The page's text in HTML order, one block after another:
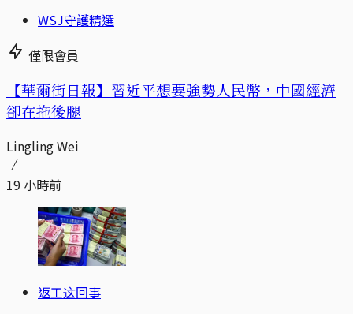
WSJ守護精選
僅限會員
【華爾街日報】習近平想要強勢人民幣，中國經濟
卻在拖後腿
Lingling Wei
19 小時前
返工这回事